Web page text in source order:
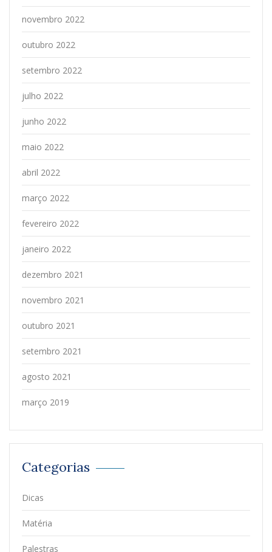
novembro 2022
outubro 2022
setembro 2022
julho 2022
junho 2022
maio 2022
abril 2022
março 2022
fevereiro 2022
janeiro 2022
dezembro 2021
novembro 2021
outubro 2021
setembro 2021
agosto 2021
março 2019
Categorias
Dicas
Matéria
Palestras